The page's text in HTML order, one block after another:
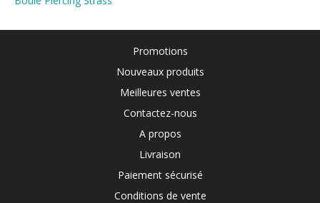
Promotions
Nouveaux produits
Meilleures ventes
Contactez-nous
A propos
Livraison
Paiement sécurisé
Conditions de vente